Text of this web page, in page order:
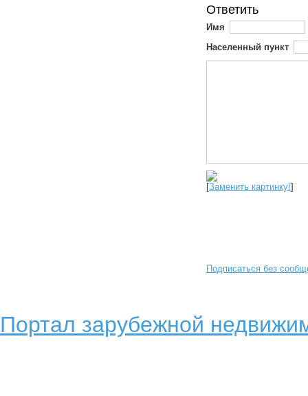
Ответить
Имя
Населенный пункт
[Заменить картинку!]
Подписаться без
Портал зарубежной